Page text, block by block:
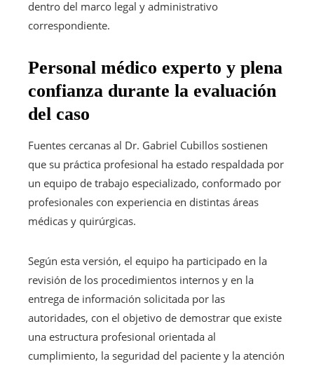
dentro del marco legal y administrativo
correspondiente.
Personal médico experto y plena
confianza durante la evaluación
del caso
Fuentes cercanas al Dr. Gabriel Cubillos sostienen
que su práctica profesional ha estado respaldada por
un equipo de trabajo especializado, conformado por
profesionales con experiencia en distintas áreas
médicas y quirúrgicas.
Según esta versión, el equipo ha participado en la
revisión de los procedimientos internos y en la
entrega de información solicitada por las
autoridades, con el objetivo de demostrar que existe
una estructura profesional orientada al
cumplimiento, la seguridad del paciente y la atención